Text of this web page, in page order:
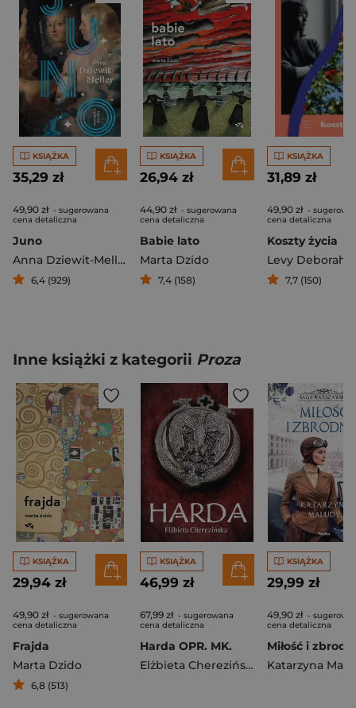
KSIĄŻKA
35,29 zł
49,90 zł - sugerowana
cena detaliczna
Juno
Anna Dziewit-Meller
6,4 (929)
KSIĄŻKA
26,94 zł
44,90 zł - sugerowana
cena detaliczna
Babie lato
Marta Dzido
7,4 (158)
KSIĄŻKA
31,89 zł
49,90 zł -
cena detaliczna
Koszty życia
Levy Deborah
7,7 (150)
Inne książki z kategorii Proza
KSIĄŻKA
29,94 zł
49,90 zł - sugerowana
cena detaliczna
Frajda
Marta Dzido
6,8 (513)
KSIĄŻKA
46,99 zł
67,99 zł - sugerowana
cena detaliczna
Harda OPR. MK.
Elżbieta Cherezińska
KSIĄŻKA
29,99 zł
49,90 zł -
cena detaliczna
Katarzyna